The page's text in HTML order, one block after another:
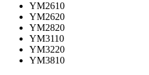
YM2610
YM2620
YM2820
YM3110
YM3220
YM3810